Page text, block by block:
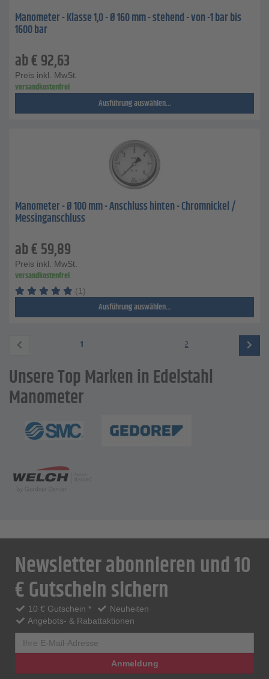
Manometer - Klasse 1,0 - Ø 160 mm - stehend - von -1 bar bis
1600 bar
ab€92,63
Preis inkl. MwSt.
versandkostenfrei
Ausführung auswählen...
Manometer - Ø 100 mm - Anschluss hinten - Chromnickel /
Messinganschluss
ab€59,89
Preis inkl. MwSt.
versandkostenfrei
(1)
Ausführung auswählen...
1 2
Unsere Top Marken in Edelstahl
Manometer
Newsletter abonnieren und 10
€ Gutschein sichern
10 € Gutschein *
Neuheiten
Angebots- & Rabattaktionen
Anmeldung